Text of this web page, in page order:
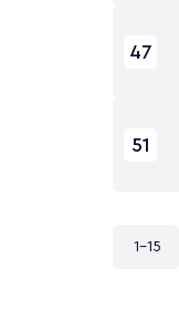
47
51
1-15